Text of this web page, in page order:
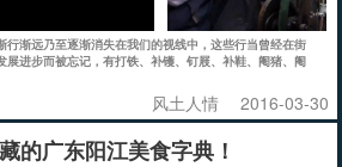
行渐远乃至逐渐消失在我们的视线中，这些行当曾经在街
展进步而被忘记，有打铁、补镬、钉屐、补鞋、阉猪、阉
风土人情 2016-03-30
的广东阳江美食字典！